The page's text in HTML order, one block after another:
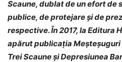
Scaune, dublat de un efort de
publice, de protejare și de
respective. În 2017, la Editura
apărut publicația
Trei Scaune și Depresiunea